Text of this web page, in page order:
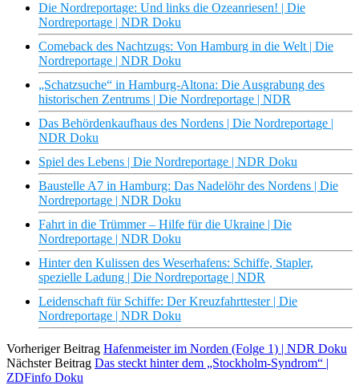
Die Nordreportage: Und links die Ozeanriesen! | Die
Nordreportage | NDR Doku
Comeback des Nachtzugs: Von Hamburg in die Welt | Die
Nordreportage | NDR Doku
„Schatzsuche“ in Hamburg-Altona: Die Ausgrabung des
historischen Zentrums | Die Nordreportage | NDR
Das Behördenkaufhaus des Nordens | Die Nordreportage |
NDR Doku
Spiel des Lebens | Die Nordreportage | NDR Doku
Baustelle A7 in Hamburg: Das Nadelöhr des Nordens | Die
Nordreportage | NDR Doku
Fahrt in die Trümmer – Hilfe für die Ukraine | Die
Nordreportage | NDR Doku
Hinter den Kulissen des Weserhafens: Schiffe, Stapler,
spezielle Ladung | Die Nordreportage | NDR
Leidenschaft für Schiffe: Der Kreuzfahrttester | Die
Nordreportage | NDR Doku
Vorheriger Beitrag Hafenmeister im Norden (Folge 1) | NDR Doku
Nächster Beitrag Das steckt hinter dem „Stockholm-Syndrom“ |
ZDFinfo Doku